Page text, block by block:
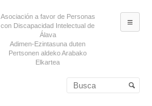
Asociación a favor de Personas
con Discapacidad Intelectual de
Álava
Adimen-Ezintasuna duten
Pertsonen aldeko Arabako
Elkartea
secundario